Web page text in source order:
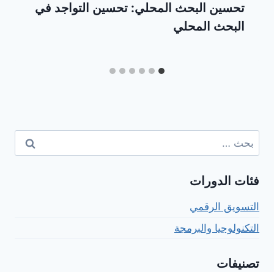
تحسين البحث المحلي: تحسين التواجد في
البحث المحلي
عن:
فئات الدورات
التسويق الرقمي
التكنولوجيا والبرمجة
تصنيفات